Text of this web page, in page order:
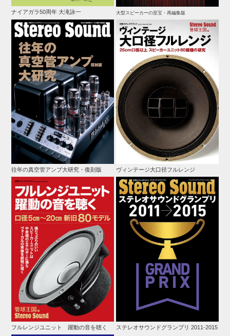
ナイアガラ50周年 大滝詠一 大型スピーカーの至宝・再編集版
往年の真空管アンプ大研究・復刻版 ヴィンテージ大口径フルレンジ
フルレンジユニット 躍動の音を聴く ステレオサウンドグランプリ 2011-2015